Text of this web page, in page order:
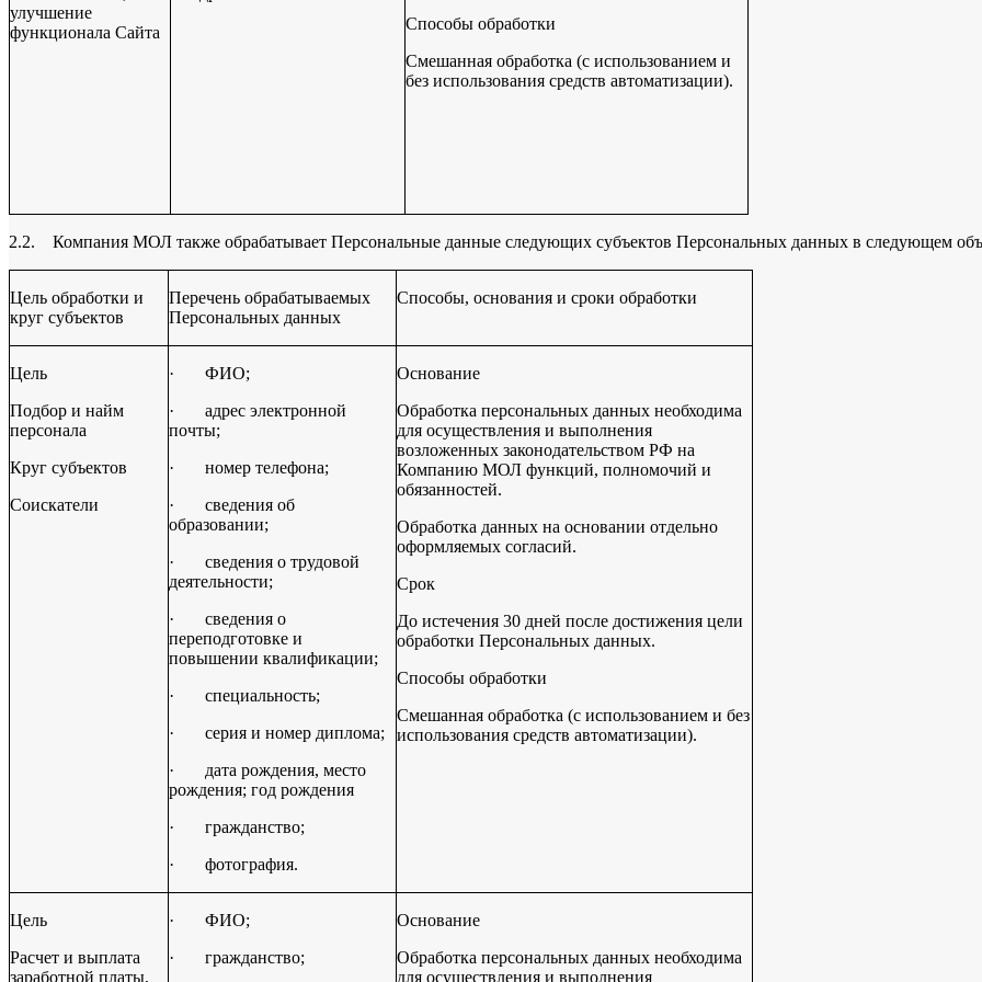
улучшение
функционала Сайта
Способы обработки
Смешанная обработка (с использованием и
без использования средств автоматизации).
2.2. Компания МОЛ также обрабатывает Персональные данные следующих субъектов Персональных данных в следующем
Цель обработки и
круг субъектов
Перечень обрабатываемых
Персональных данных
Способы, основания и сроки обработки
Цель
Подбор и найм
персонала
Круг субъектов
Соискатели
· ФИО;
· адрес электронной
почты;
· номер телефона;
· сведения об
образовании;
· сведения о трудовой
деятельности;
· сведения о
переподготовке и
повышении квалификации;
· специальность;
· серия и номер диплома;
· дата рождения, место
рождения; год рождения
· гражданство;
· фотография.
Основание
Обработка персональных данных необходима
для осуществления и выполнения
возложенных законодательством РФ на
Компанию МОЛ функций, полномочий и
обязанностей.
Обработка данных на основании отдельно
оформляемых согласий.
Срок
До истечения 30 дней после достижения цели
обработки Персональных данных.
Способы обработки
Смешанная обработка (с использованием и без
использования средств автоматизации).
Цель
Расчет и выплата
заработной платы,
· ФИО;
· гражданство;
Основание
Обработка персональных данных необходима
для осуществления и выполнения